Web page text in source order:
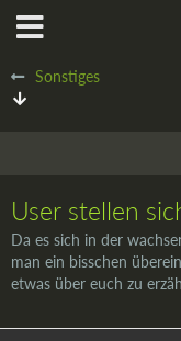
Sonstiges
User stellen
Da es sich in der
man ein bisschen
etwas über euch zu